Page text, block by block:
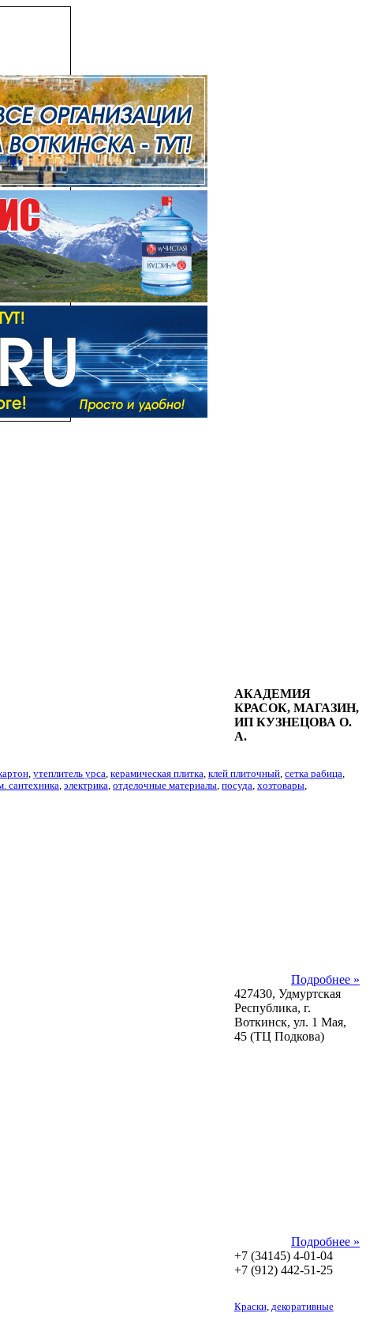
, утеплитель урса, керамическая плитка, клей плиточный, сетка рабица,
сантехника, электрика, отделочные материалы, посуда, хозтовары,
Подробнее »
Подробнее »
АКАДЕМИЯ
КРАСОК, МАГАЗИН,
ИП КУЗНЕЦОВА О.
А.
427430, Удмуртская
Республика, г.
Воткинск, ул. 1 Мая,
45 (ТЦ Подкова)
+7 (34145) 4-01-04
+7 (912) 442-51-25
Краски, декоративные